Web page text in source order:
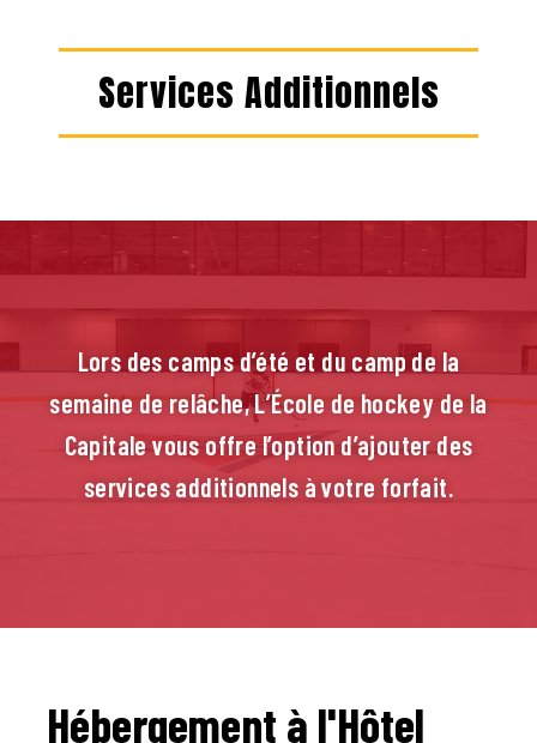
Services Additionnels
Lors des camps d’été et du camp de la
semaine de relâche, L’École de hockey de la
Capitale vous offre l’option d’ajouter des
services additionnels à votre forfait.
Hébergement à l'Hôtel